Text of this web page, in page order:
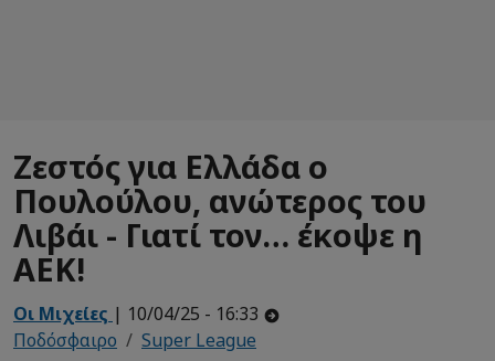
Ζεστός για Ελλάδα ο
Πουλούλου, ανώτερος του
Λιβάι - Γιατί τον… έκοψε η
ΑΕΚ!
Οι Μιχείες | 10/04/25 - 16:33
Ποδόσφαιρο
Super League